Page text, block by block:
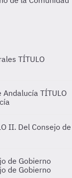
TÍTULO
Andalucía TÍTULO
II. Del Consejo de
de Gobierno
de Gobierno